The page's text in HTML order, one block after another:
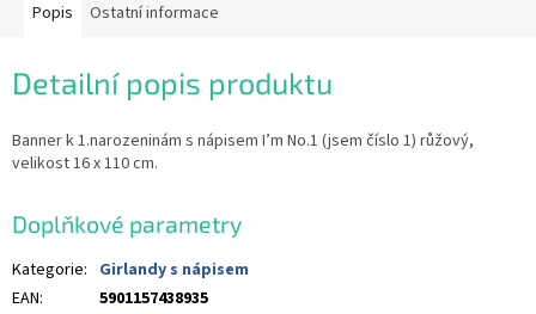
Popis Ostatní informace
Detailní popis produktu
Banner k 1.narozeninám s nápisem I’m No.1 (jsem číslo 1) růžový,
velikost 16 x 110 cm.
Doplňkové parametry
Kategorie: Girlandy s nápisem
EAN:
5901157438935